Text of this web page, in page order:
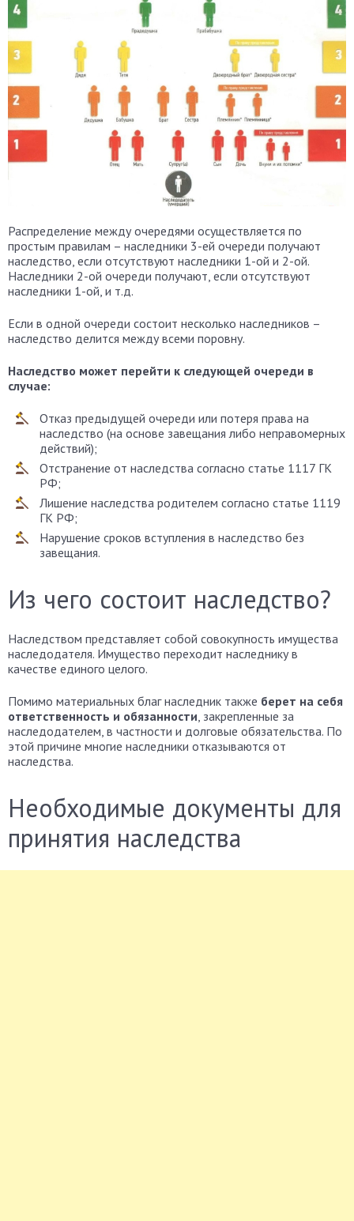
Распределение между очередями осуществляется по
простым правилам – наследники 3-ей очереди получают
наследство, если отсутствуют наследники 1-ой и 2-ой.
Наследники 2-ой очереди получают, если отсутствуют
наследники 1-ой, и т.д.
Если в одной очереди состоит несколько наследников –
наследство делится между всеми поровну.
Наследство может перейти к следующей очереди в
случае:
Отказ предыдущей очереди или потеря права на
наследство (на основе завещания либо неправомерных
действий);
Отстранение от наследства согласно статье 1117 ГК
РФ;
Лишение наследства родителем согласно статье 1119
ГК РФ;
Нарушение сроков вступления в наследство без
завещания.
Из чего состоит наследство?
Наследством представляет собой совокупность имущества
наследодателя. Имущество переходит наследнику в
качестве единого целого.
Помимо материальных благ наследник также берет на себя
ответственность и обязанности , закрепленные за
наследодателем, в частности и долговые обязательства. По
этой причине многие наследники отказываются от
наследства.
Необходимые документы для
принятия наследства